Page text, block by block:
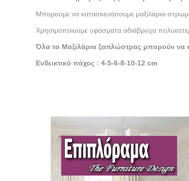
Μπορούμε να κατασκευάσουμε μαξιλάρια-
Χρησιμοποιούμε υφάσματα αδιάβροχα
Όλα τα Μαξιλάρια ξαπλώστρας μπορούν να
Ενδεικτικό πάχος : 4-5-6-8-10-12 cm